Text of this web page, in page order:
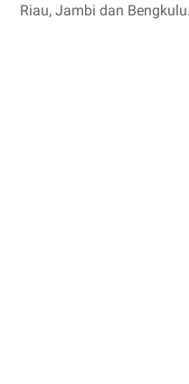
Riau, Jambi dan Bengkulu.